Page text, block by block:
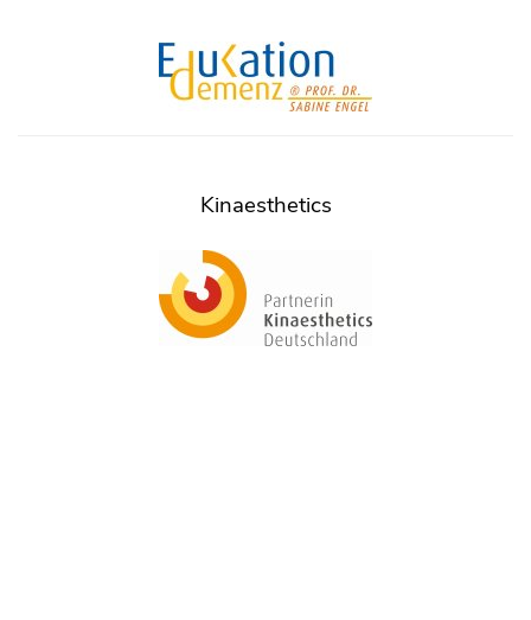
Kinaesthetics